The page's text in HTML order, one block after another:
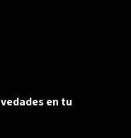
en tu